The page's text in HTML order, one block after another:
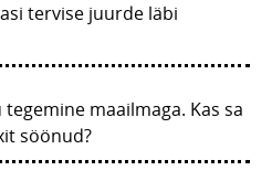
tervise juurde läbi
tegemine maailmaga. Kas sa
söönud?